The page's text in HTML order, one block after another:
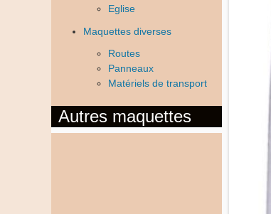
Eglise
Maquettes diverses
Routes
Panneaux
Matériels de transport
Autres maquettes